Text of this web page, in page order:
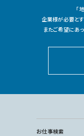
「
企業様が必要と
またご希望にあ
お仕事検索